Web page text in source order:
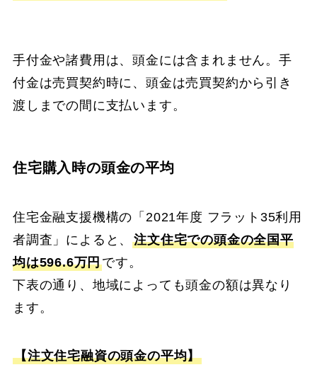
手付金や諸費用は、頭金には含まれません。手
付金は売買契約時に、頭金は売買契約から引き
渡しまでの間に支払います。
住宅購入時の頭金の平均
住宅金融支援機構の「2021年度 フラット35利用
者調査」によると、注文住宅での頭金の全国平
均は596.6万円です。
下表の通り、地域によっても頭金の額は異なり
ます。
【注文住宅融資の頭金の平均】